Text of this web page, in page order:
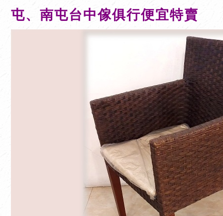
屯、南屯台中傢俱行便宜特賣